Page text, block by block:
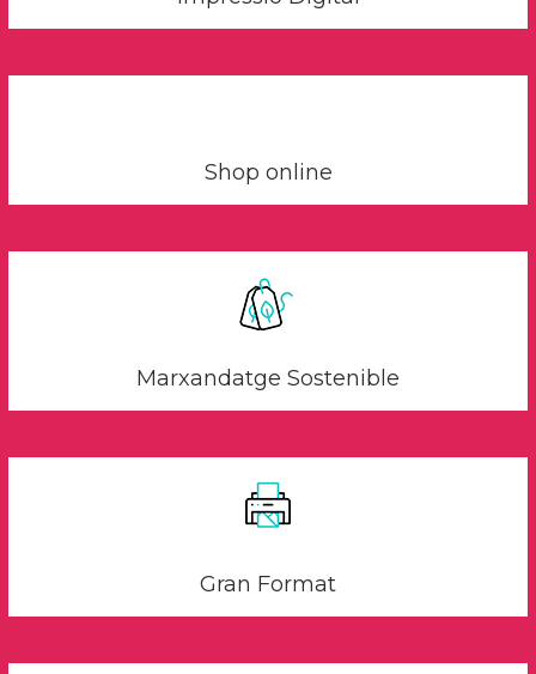
Shop online
Marxandatge Sostenible
Gran Format